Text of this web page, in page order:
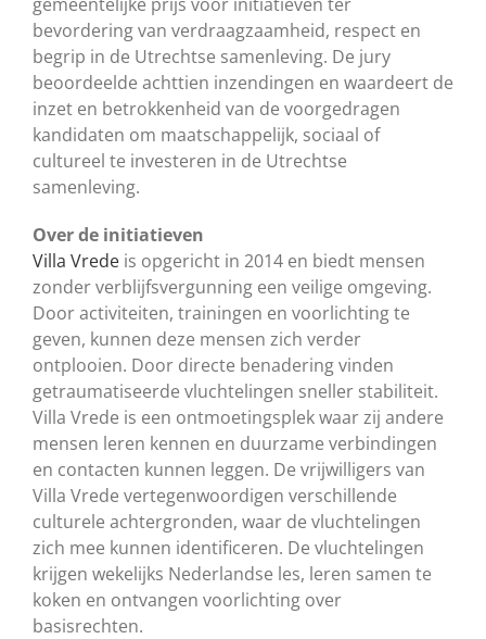
bevordering van verdraagzaamheid, respect en
begrip in de Utrechtse samenleving. De jury
beoordeelde achttien inzendingen en waardeert de
inzet en betrokkenheid van de voorgedragen
kandidaten om maatschappelijk, sociaal of
cultureel te investeren in de Utrechtse
samenleving.
Over de initiatieven
Villa Vrede is opgericht in 2014 en biedt mensen
zonder verblijfsvergunning een veilige omgeving.
Door activiteiten, trainingen en voorlichting te
geven, kunnen deze mensen zich verder
ontplooien. Door directe benadering vinden
getraumatiseerde vluchtelingen sneller stabiliteit.
Villa Vrede is een ontmoetingsplek waar zij andere
mensen leren kennen en duurzame verbindingen
en contacten kunnen leggen. De vrijwilligers van
Villa Vrede vertegenwoordigen verschillende
culturele achtergronden, waar de vluchtelingen
zich mee kunnen identificeren. De vluchtelingen
krijgen wekelijks Nederlandse les, leren samen te
koken en ontvangen voorlichting over
basisrechten.